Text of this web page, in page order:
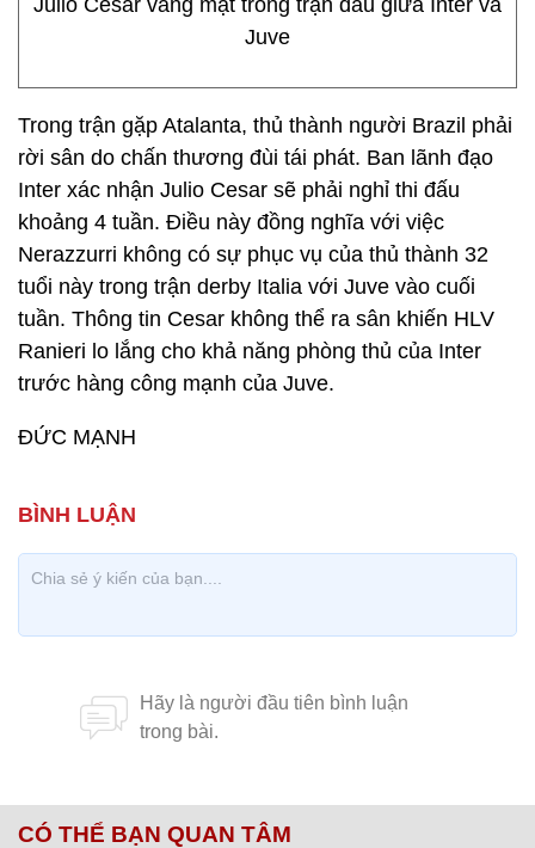
Julio Cesar vắng mặt trong trận đấu giữa Inter và
Juve
Trong trận gặp Atalanta, thủ thành người Brazil phải
rời sân do chấn thương đùi tái phát. Ban lãnh đạo
Inter xác nhận Julio Cesar sẽ phải nghỉ thi đấu
khoảng 4 tuần. Điều này đồng nghĩa với việc
Nerazzurri không có sự phục vụ của thủ thành 32
tuổi này trong trận derby Italia với Juve vào cuối
tuần. Thông tin Cesar không thể ra sân khiến HLV
Ranieri lo lắng cho khả năng phòng thủ của Inter
trước hàng công mạnh của Juve.
ĐỨC MẠNH
CÓ THỂ BẠN QUAN TÂM